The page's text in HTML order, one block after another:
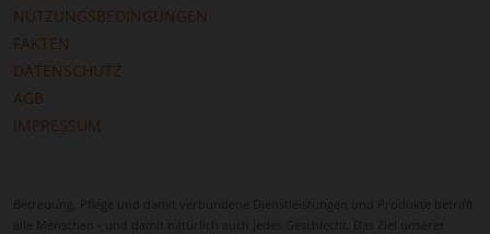
NUTZUNGSBEDINGUNGEN
FAKTEN
DATENSCHUTZ
AGB
IMPRESSUM
Betreuung, Pflege und damit verbundene Dienstleistungen und Produkte betrifft
alle Menschen - und damit natürlich auch jedes Geschlecht. Das Ziel unserer